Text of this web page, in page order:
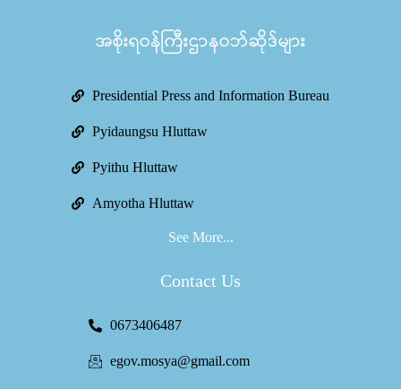
အစိုးရဝန်ကြီးဌာနဝဘ်ဆိုဒ်များ
Presidential Press and Information Bureau
Pyidaungsu Hluttaw
Pyithu Hluttaw
Amyotha Hluttaw
See More...
Contact Us
0673406487
egov.mosya@gmail.com